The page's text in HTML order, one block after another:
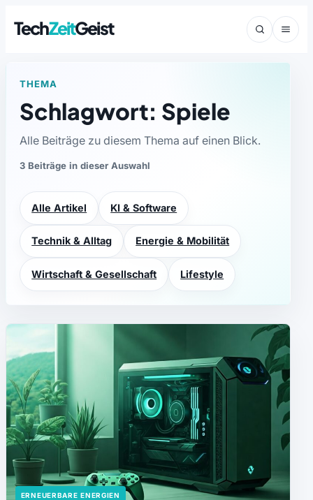
TechZeitGeist
THEMA
Schlagwort: Spiele
Alle Beiträge zu diesem Thema auf einen Blick.
3 Beiträge in dieser Auswahl
Alle Artikel KI & Software
Technik & Alltag Energie & Mobilität
Wirtschaft & Gesellschaft Lifestyle
ERNEUERBARE ENERGIEN